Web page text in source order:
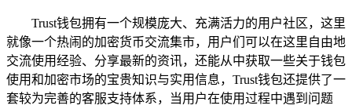
Trust钱包拥有一个规模庞大、充满活力的用户社区，这里
就像一个热闹的加密货币交流集市，用户们可以在这里自由地
交流使用经验、分享最新的资讯，还能从中获取一些关于钱包
使用和加密市场的宝贵知识与实用信息，Trust钱包还提供了一
套较为完善的客服支持体系，当用户在使用过程中遇到问题